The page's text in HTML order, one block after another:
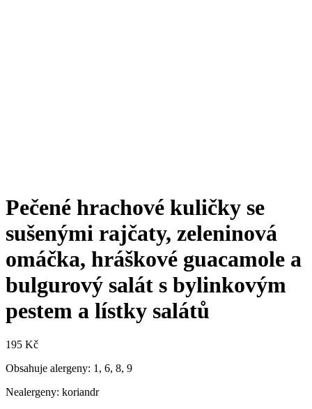
Pečené hrachové kuličky se
sušenými rajčaty, zeleninová
omáčka, hráškové guacamole a
bulgurový salát s bylinkovým
pestem a lístky salátů
195 Kč
Obsahuje alergeny: 1, 6, 8, 9
Nealergeny: koriandr